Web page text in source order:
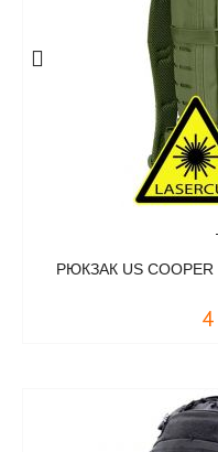
РЮКЗАК US COOPER
4